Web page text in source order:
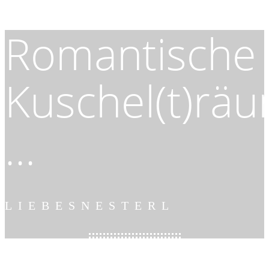
Romantische
...
LIEBESNESTERL